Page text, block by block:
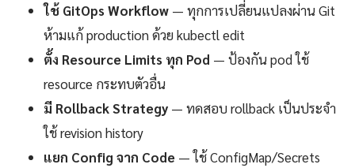
ใช้ GitOps Workflow — ทุกการเปลี่ยนแปลงผ่าน Git
ห้ามแก้ production ด้วย kubectl edit
ตั้ง Resource Limits ทุก Pod — ป้องกัน pod ใช้
resource กระทบตัวอื่น
มี Rollback Strategy — ทดสอบ rollback เป็นประจำ
ใช้ revision history
แยก Config จาก Code — ใช้ ConfigMap/Secrets